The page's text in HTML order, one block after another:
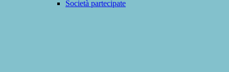
Società partecipate